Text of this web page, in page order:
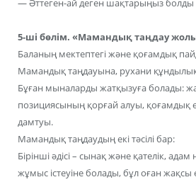
— Әттеген-ай деген шақтарыңыз болды
5-ші бөлім. «Мамандық таңдау
Баланың мектептегі және қоғамдық
Мамандық таңдауына, рухани
Бұған мыналарды жатқызуға болады: жас
позициясының қорғай алуы, қоғамдық
дамтуы.
Мамандық таңдаудың екі тәсілі бар:
Бірінші әдісі – сынақ және қателік,
жұмыс істеуіне болады, бұл оған